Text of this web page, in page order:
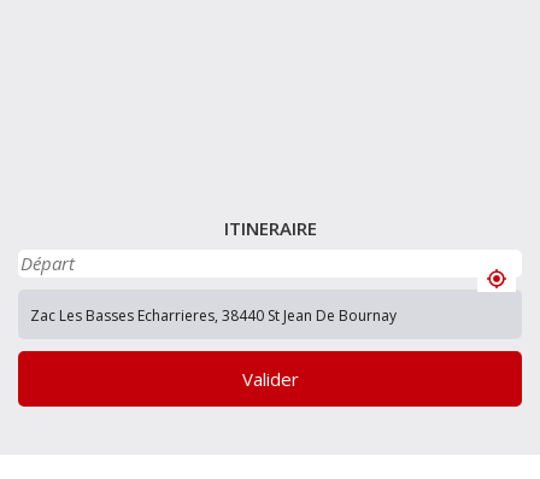
ITINERAIRE
Valider